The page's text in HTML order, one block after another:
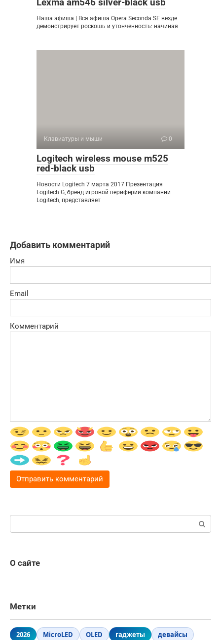
Наша афиша | Вся афиша Opera Seconda SE везде
демонстрирует роскошь и утонченность: начиная
Клавиатуры и мыши 0
Logitech wireless mouse m525
red-black usb
Новости Logitech 7 марта 2017 Презентация
Logitech G, бренд игровой периферии компании
Logitech, представляет
Добавить комментарий
Имя
Email
Комментарий
О сайте
Метки
2026 MicroLED OLED гаджеты
девайсы